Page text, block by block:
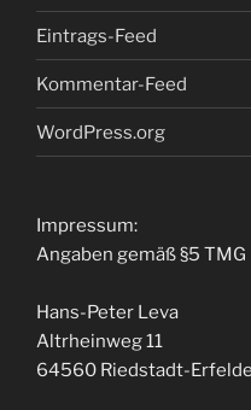
Eintrags-Feed
Kommentar-Feed
WordPress.org
Impressum:
Angaben gemäß §5 TMG
Hans-Peter Leva
Altrheinweg 11
64560 Riedstadt-